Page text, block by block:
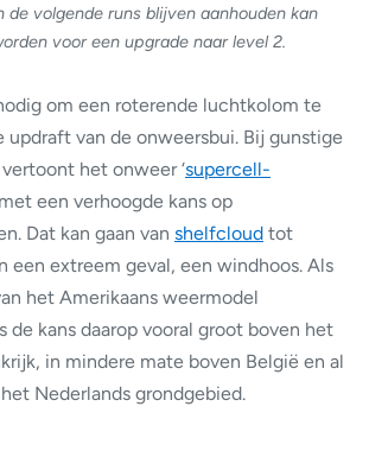
de volgende runs blijven aanhouden kan
voor een upgrade naar level 2.
om een roterende luchtkolom te
updraft van de onweersbui. Bij gunstige
het onweer ‘supercell-
met een verhoogde kans op
Dat kan gaan van shelfcloud tot
een extreem geval, een windhoos. Als
het Amerikaans weermodel
de kans daarop vooral groot boven het
in mindere mate boven België en al
Nederlands grondgebied.